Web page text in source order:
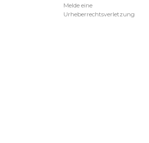
Melde eine
Urheberrechtsverletzung